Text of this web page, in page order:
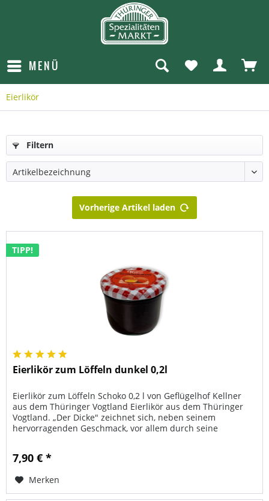
MENÜ
Eierlikör
Filtern
Vorherige Artikel laden
TIPP!
Eierlikör zum Löffeln dunkel 0,2l
Eierlikör zum Löffeln Schoko 0,2 l von Geflügelhof Kellner
aus dem Thüringer Vogtland Eierlikör aus dem Thüringer
Vogtland. „Der Dicke" zeichnet sich, neben seinem
hervorragenden Geschmack, vor allem durch seine
7,90 € *
Merken